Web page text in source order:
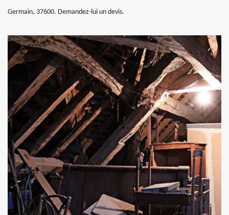
Germain, 37600. Demandez-lui un devis.